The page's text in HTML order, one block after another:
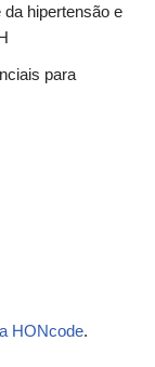
hipertensão e
para
HONcode.